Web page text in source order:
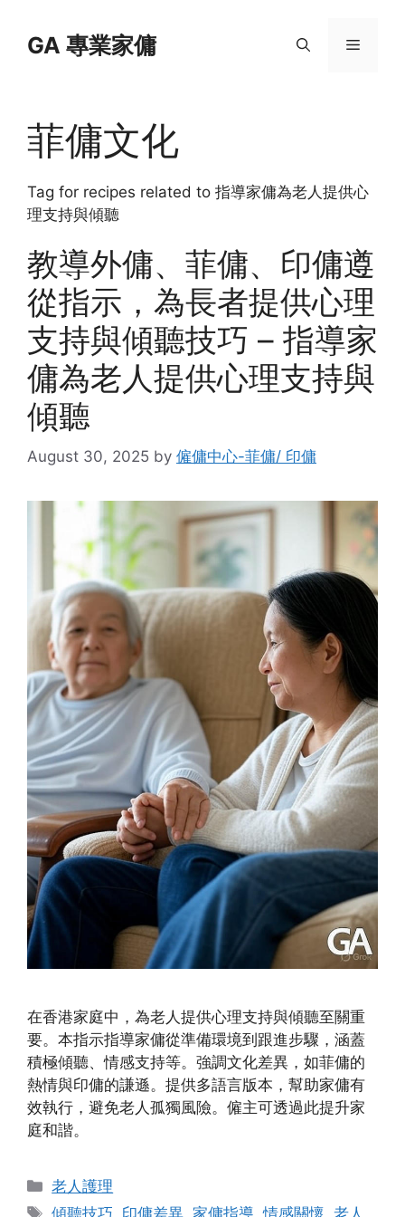
contentGA 專業家傭 Menu
菲傭文化
Tag for recipes related to 指導家傭為老人提供心
理支持與傾聽
教導外傭、菲傭、印傭遵
從指示，為長者提供心理
支持與傾聽技巧 – 指導家
傭為老人提供心理支持與
傾聽
August 30, 2025 by 僱傭中心-菲傭/ 印傭
在香港家庭中，為老人提供心理支持與傾聽至關重
要。本指示指導家傭從準備環境到跟進步驟，涵蓋
積極傾聽、情感支持等。強調文化差異，如菲傭的
熱情與印傭的謙遜。提供多語言版本，幫助家傭有
效執行，避免老人孤獨風險。僱主可透過此提升家
庭和諧。
Categories
老人護理
Tags
傾聽技巧 印傭差異 家傭指導 ,情感關懷 ,老人